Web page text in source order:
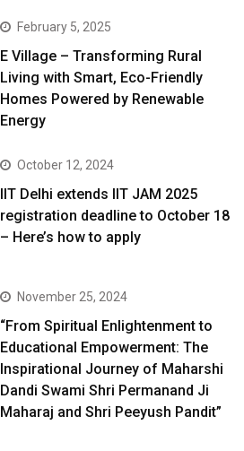
February 5, 2025
E Village – Transforming Rural
Living with Smart, Eco-Friendly
Homes Powered by Renewable
Energy
October 12, 2024
IIT Delhi extends IIT JAM 2025
registration deadline to October 18
– Here’s how to apply
November 25, 2024
“From Spiritual Enlightenment to
Educational Empowerment: The
Inspirational Journey of Maharshi
Dandi Swami Shri Permanand Ji
Maharaj and Shri Peeyush Pandit”